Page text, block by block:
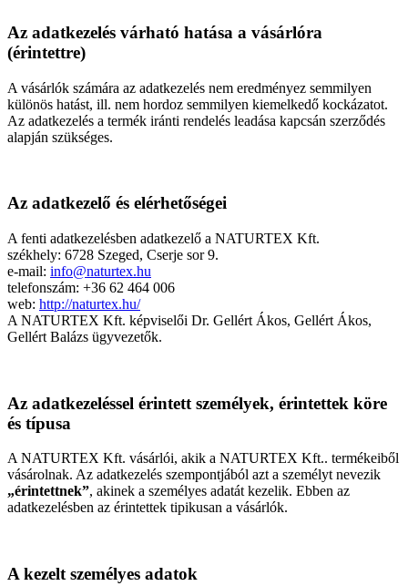
Az adatkezelés várható hatása a vásárlóra
(érintettre)
A vásárlók számára az adatkezelés nem eredményez semmilyen
különös hatást, ill. nem hordoz semmilyen kiemelkedő kockázatot.
Az adatkezelés a termék iránti rendelés leadása kapcsán szerződés
alapján szükséges.
Az adatkezelő és elérhetőségei
A fenti adatkezelésben adatkezelő a NATURTEX Kft.
székhely: 6728 Szeged, Cserje sor 9.
e-mail: info@naturtex.hu
telefonszám: +36 62 464 006
web: http://naturtex.hu/
A NATURTEX Kft. képviselői Dr. Gellért Ákos, Gellért Ákos,
Gellért Balázs ügyvezetők.
Az adatkezeléssel érintett személyek, érintettek köre
és típusa
A NATURTEX Kft. vásárlói, akik a NATURTEX Kft.. termékeiből
vásárolnak. Az adatkezelés szempontjából azt a személyt nevezik
„érintettnek”, akinek a személyes adatát kezelik. Ebben az
adatkezelésben az érintettek tipikusan a vásárlók.
A kezelt személyes adatok